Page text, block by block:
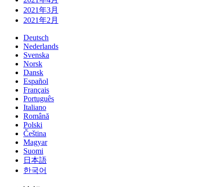
2021年3月
2021年2月
Deutsch
Nederlands
Svenska
Norsk
Dansk
Español
Français
Português
Italiano
Română
Polski
Čeština
Magyar
Suomi
日本語
한국어